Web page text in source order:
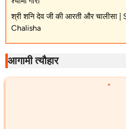
श्री शनि देव जी की आरती और चालीसा
Chalisha
आगामी त्यौहार